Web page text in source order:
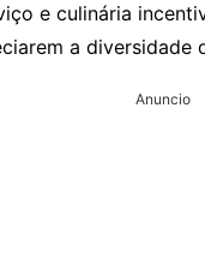
e culinária
a diversidade
Anuncio